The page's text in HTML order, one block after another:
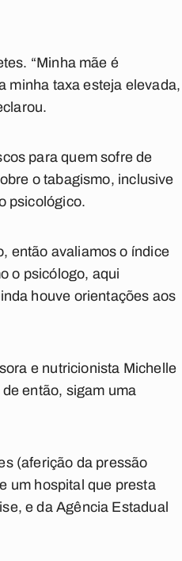
“Minha mãe é
minha taxa esteja elevada,
para quem sofre de
o tabagismo, inclusive
psicológico.
então avaliamos o índice
o psicólogo, aqui
houve orientações aos
e nutricionista Michelle
então, sigam uma
(aferição da pressão
um hospital que presta
e da Agência Estadual